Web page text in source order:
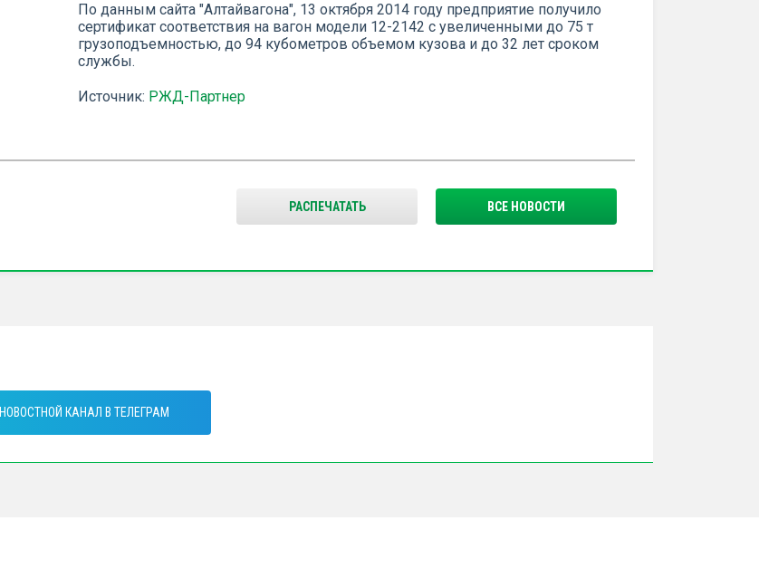
По данным сайта "Алтайвагона", 13 октября 2014 году предприятие получило
сертификат соответствия на вагон модели 12-2142 с увеличенными до 75 т
грузоподъемностью, до 94 кубометров объемом кузова и до 32 лет сроком
службы.
Источник: РЖД-Партнер
ВСЕ НОВОСТИ
РАСПЕЧАТАТЬ
НОВОСТНОЙ КАНАЛ В ТЕЛЕГРАМ